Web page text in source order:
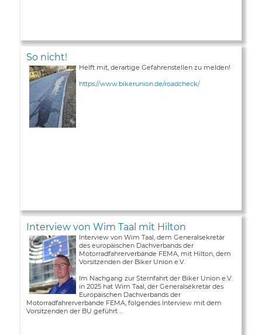
So nicht!
Helft mit, derartige Gefahrenstellen zu melden!
https://www.bikerunion.de/roadcheck/
Interview von Wim Taal mit Hilton
Interview von Wim Taal, dem Generalsekretär
des europäischen Dachverbands der
Motorradfahrerverbände FEMA, mit Hilton, dem
Vorsitzenden der Biker Union e.V.
Im Nachgang zur Sternfahrt der Biker Union e.V.
in 2025 hat Wim Taal, der Generalsekretär des
Europäischen Dachverbands der
Motorradfahrerverbände FEMA, folgendes Interview mit dem
Vorsitzenden der BU geführt ...